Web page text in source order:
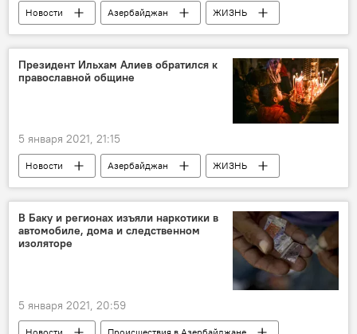
Новости Азербайджан
ЖИЗНЬ
Экономика
Министерство экологии и природных ресурсов АР
Топливо
Стандарты
Президент Ильхам Алиев обратился к
православной общине
5 января 2021, 21:15
Новости Азербайджан
ЖИЗНЬ
Политика
Ильхам Алиев
Рождество
поздравление
В Баку и регионах изъяли наркотики в
автомобиле, дома и следственном
изоляторе
5 января 2021, 20:59